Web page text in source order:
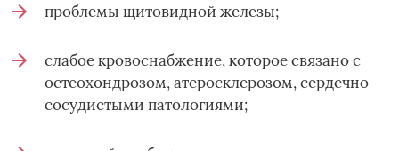
проблемы щитовидной железы;
слабое кровоснабжение, которое связано с
остеохондрозом, атеросклерозом, сердечно-
сосудистыми патологиями;